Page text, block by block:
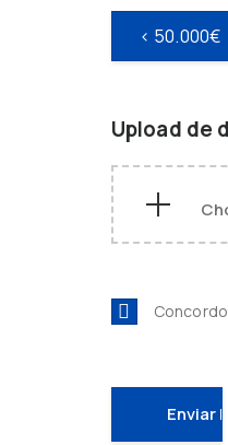
< 50.000€
Upload de